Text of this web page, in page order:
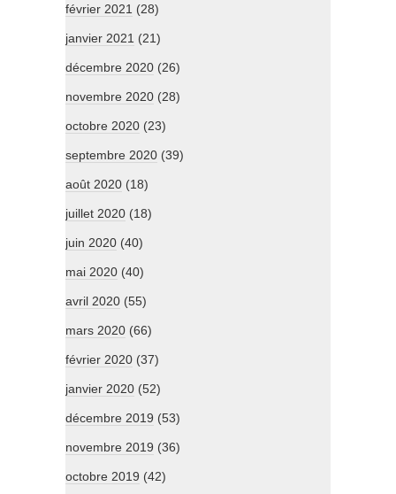
février 2021 (28)
janvier 2021 (21)
décembre 2020 (26)
novembre 2020 (28)
octobre 2020 (23)
septembre 2020 (39)
août 2020 (18)
juillet 2020 (18)
juin 2020 (40)
mai 2020 (40)
avril 2020 (55)
mars 2020 (66)
février 2020 (37)
janvier 2020 (52)
décembre 2019 (53)
novembre 2019 (36)
octobre 2019 (42)